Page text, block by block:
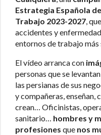
Estrategia Española
Trabajo 2023-2027,
accidentes y
entornos de trabajo más
El vídeo arranca con
personas que se
las persianas de sus
y compañeras, enseñan,
crean… Oficinistas,
sanitario… hombres y
profesiones que nos